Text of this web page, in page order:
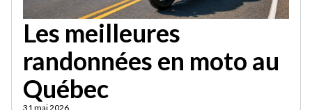
Les meilleures
randonnées en moto au
Québec
31 mai 2026